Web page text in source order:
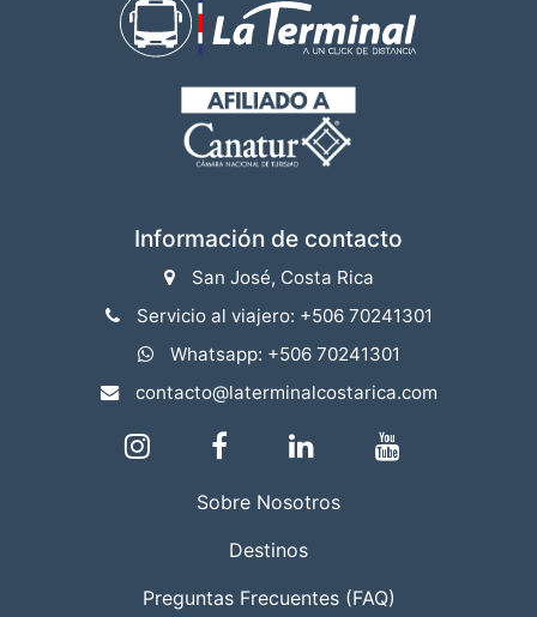
Información de contacto
San José, Costa Rica
Servicio al viajero: +506 70241301
Whatsapp: +506 70241301
contacto@laterminalcostarica.com
Sobre Nosotros
Destinos
Preguntas Frecuentes (FAQ)